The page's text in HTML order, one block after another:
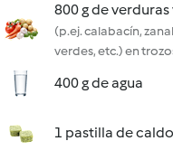
800 g de
(p.ej. calabacín,
verdes, etc.) en
400 g de agua
1 pastilla de